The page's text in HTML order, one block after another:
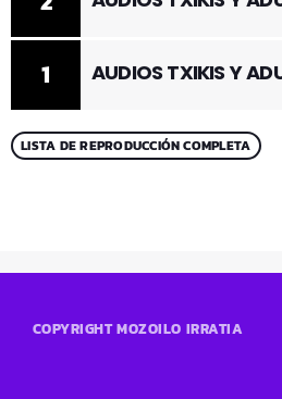
1 AUDIOS TXIKIS Y
LISTA DE REPRODUCCIÓN COMPLETA
COPYRIGHT MOZOILO IRRATIA